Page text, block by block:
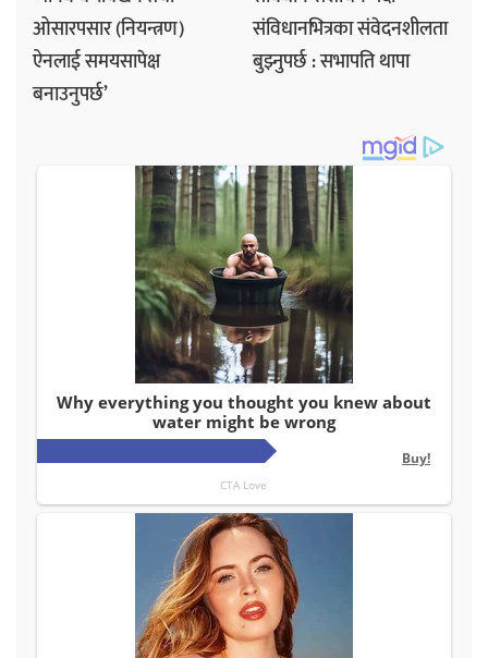
ओसारपसार (नियन्त्रण)
ऐनलाई समयसापेक्ष
बनाउनुपर्छ’
संविधानभित्रका संवेदनशीलता
बुझ्नुपर्छ : सभापति थापा